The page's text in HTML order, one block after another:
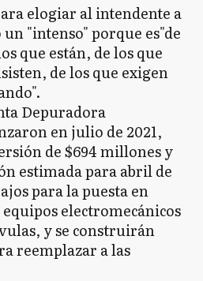
elogiar al intendente a
"intenso" porque es"de
que están, de los que
de los que exigen
Depuradora
en julio de 2021,
de $694 millones y
estimada para abril de
para la puesta en
electromecánicos
y se construirán
reemplazar a las